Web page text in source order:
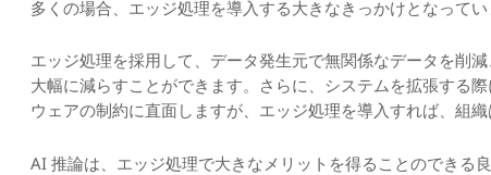
多くの場合、エッジ処理を導入する大きなきっかけとなって
エッジ処理を採用して、データ発生元で無関係なデータを削
大幅に減らすことができます。さらに、システムを拡張する
ウェアの制約に直面しますが、エッジ処理を導入すれば、組
AI 推論は、エッジ処理で大きなメリットを得ることのできる